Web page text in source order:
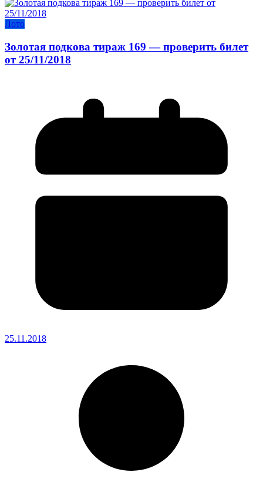
Лото
Золотая подкова тираж 169 — проверить билет
от 25/11/2018
25.11.2018